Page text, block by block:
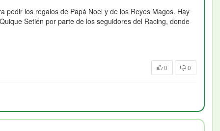
pedir los regalos de Papá Noel y de los Reyes Magos. Hay
Setién por parte de los seguidores del Racing, donde
0 0